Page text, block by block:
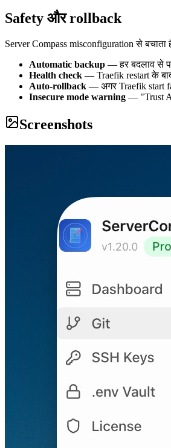
Safety और rollback
Server Compass misconfiguration से बचाता
Automatic backup — हर बदलाव से
Health check — Traefik restart के
Auto-rollback — अगर Traefik start
Insecure mode warning — "Trust
Screenshots